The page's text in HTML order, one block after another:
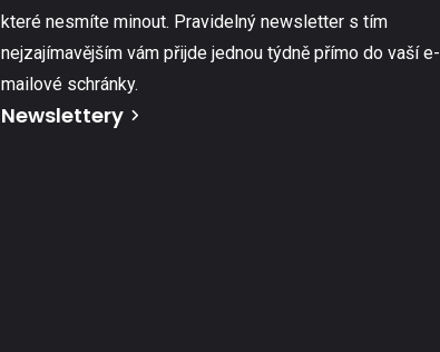
které nesmíte minout. Pravidelný newsletter s tím
nejzajímavějším vám přijde jednou týdně přímo do vaší e-
mailové schránky.
Newslettery